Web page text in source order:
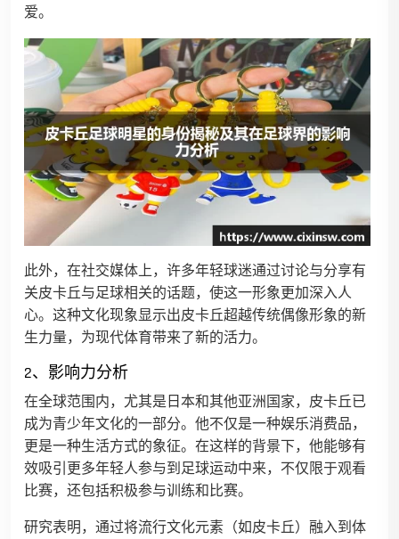
爱。
此外，在社交媒体上，许多年轻球迷通过讨论与分享有
关皮卡丘与足球相关的话题，使这一形象更加深入人
心。这种文化现象显示出皮卡丘超越传统偶像形象的新
生力量，为现代体育带来了新的活力。
2、影响力分析
在全球范围内，尤其是日本和其他亚洲国家，皮卡丘已
成为青少年文化的一部分。他不仅是一种娱乐消费品，
更是一种生活方式的象征。在这样的背景下，他能够有
效吸引更多年轻人参与到足球运动中来，不仅限于观看
比赛，还包括积极参与训练和比赛。
研究表明，通过将流行文化元素（如皮卡丘）融入到体